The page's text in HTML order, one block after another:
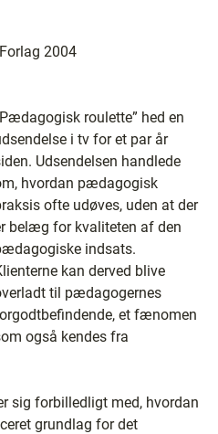
2004
roulette” hed en
i tv for et par år
Udsendelsen handlede
hvordan pædagogisk
ofte udøves, uden at der
belæg for kvaliteten af den
indsats.
kan derved blive
til pædagogernes
et fænomen
også kendes fra
sig forbilledligt med, hvordan
grundlag for det